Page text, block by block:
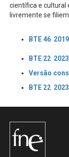
científica e cultural
livremente se filiem.
BTE 46
BTE 22
Versão
BTE 22